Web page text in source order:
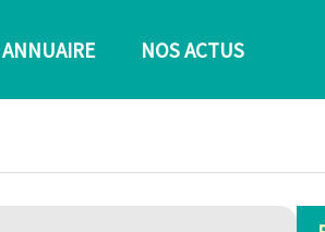
ANNUAIRE NOS ACTUS